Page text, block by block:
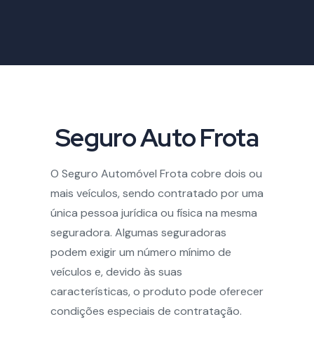
Seguro Auto Frota
O Seguro Automóvel Frota cobre dois ou
mais veículos, sendo contratado por uma
única pessoa jurídica ou física na mesma
seguradora. Algumas seguradoras
podem exigir um número mínimo de
veículos e, devido às suas
características, o produto pode oferecer
condições especiais de contratação.